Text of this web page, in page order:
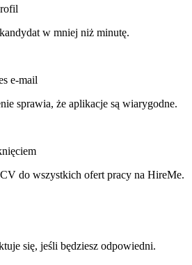
w mniej niż minutę.
e-mail
sprawia, że aplikacje są wiarygodne.
do wszystkich ofert pracy na HireMe.
się, jeśli będziesz odpowiedni.